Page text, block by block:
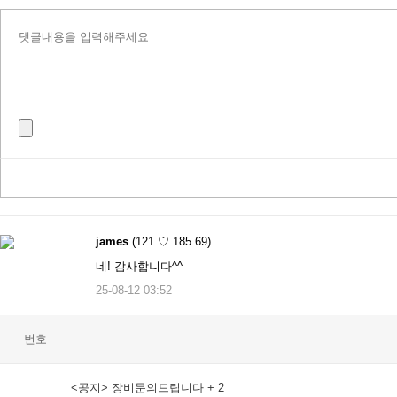
james (121.♡.185.69)
네! 감사합니다^^
25-08-12 03:52
번호
<공지> 장비문의드립니다 + 2